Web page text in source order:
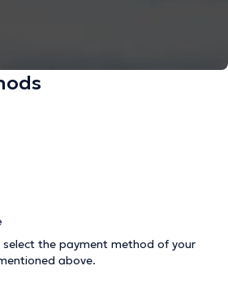
select the payment method of your
above.